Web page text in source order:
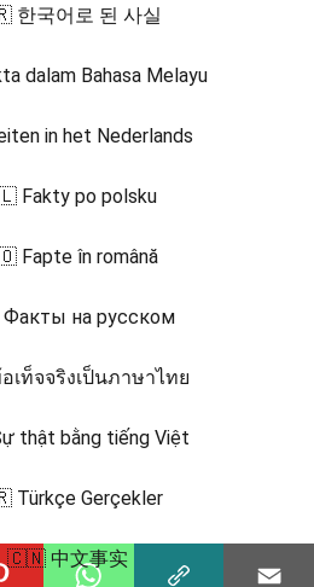
국어로 된 사실
dalam Bahasa Melayu
in het Nederlands
Fakty po polsku
Fapte în română
на русском
ท็จจริงเป็นภาษาไทย
thật bằng tiếng Việt
Gerçekler
🇨🇳 中文事实